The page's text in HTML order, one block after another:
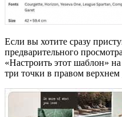
Если вы хотите сразу
предварительного
«Настроить этот шаблон» на
три точки в правом верхнем